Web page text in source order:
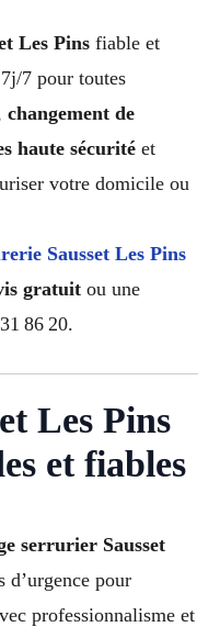
Les Pins fiable et
7 pour toutes
changement de
haute sécurité et
votre domicile ou
Sausset Les Pins
gratuitou une
86 20.
Les Pins
et fiables
serrurier Sausset
d’urgence pour
professionnalisme et